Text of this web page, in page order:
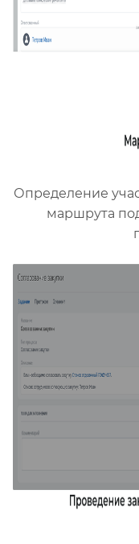
Определение
маршрута